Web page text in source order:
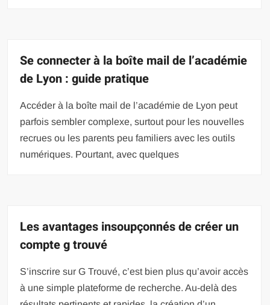
Se connecter à la boîte mail de l’académie
de Lyon : guide pratique
Accéder à la boîte mail de l’académie de Lyon peut
parfois sembler complexe, surtout pour les nouvelles
recrues ou les parents peu familiers avec les outils
numériques. Pourtant, avec quelques
Les avantages insoupçonnés de créer un
compte g trouvé
S’inscrire sur G Trouvé, c’est bien plus qu’avoir accès
à une simple plateforme de recherche. Au-delà des